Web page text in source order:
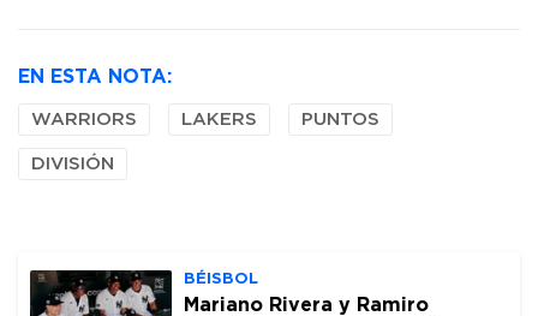
EN ESTA NOTA:
WARRIORS LAKERS PUNTOS
DIVISIÓN
BÉISBOL
Mariano Rivera y Ramiro